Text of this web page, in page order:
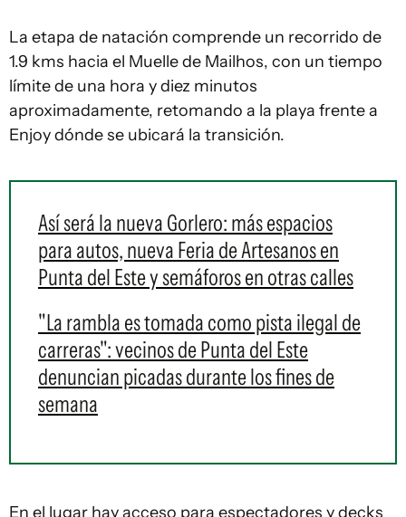
La etapa de natación comprende un recorrido de
1.9 kms hacia el Muelle de Mailhos, con un tiempo
límite de una hora y diez minutos
aproximadamente, retomando a la playa frente a
Enjoy dónde se ubicará la transición.
Así será la nueva Gorlero: más espacios
para autos, nueva Feria de Artesanos en
Punta del Este y semáforos en otras calles
"La rambla es tomada como pista ilegal de
carreras": vecinos de Punta del Este
denuncian picadas durante los fines de
semana
En el lugar hay acceso para espectadores y decks